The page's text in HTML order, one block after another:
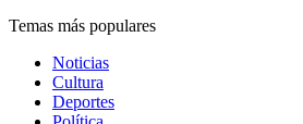
Temas más populares
Noticias
Cultura
Deportes